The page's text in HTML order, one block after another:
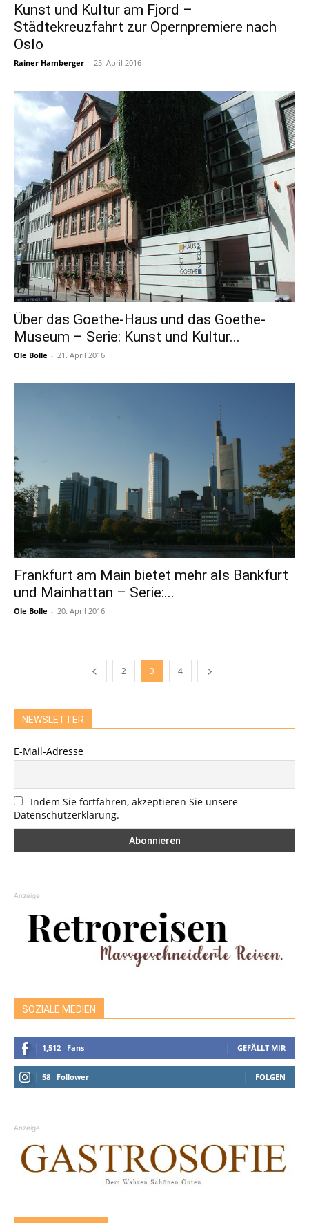
Kunst und Kultur am Fjord –
Städtekreuzfahrt zur Opernpremiere nach
Oslo
Rainer Hamberger - 25. April 2016
Über das Goethe-Haus und das Goethe-
Museum – Serie: Kunst und Kultur...
Ole Bolle - 21. April 2016
Frankfurt am Main bietet mehr als Bankfurt
und Mainhattan – Serie:...
Ole Bolle - 20. April 2016
2 3 4
NEWSLETTER
E-Mail-Adresse
Indem Sie fortfahren, akzeptieren Sie unsere
Datenschutzerklärung.
Anzeige
SOZIALE MEDIEN
1,512 Fans GEFÄLLT MIR
58 Follower FOLGEN
Anzeige